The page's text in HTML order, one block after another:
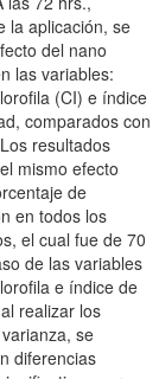
la aplicación, se
del nano
las variables:
(CI) e índice
comparados con
resultados
mismo efecto
de
en todos los
el cual fue de 70
de las variables
e índice de
realizar los
se
diferencias